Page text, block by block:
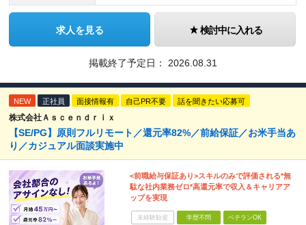
求人を見る 検討中に入れる
掲載終了予定日： 2026.08.31
NEW 正社員 面接情報有 自己PR不要 話を聞きたい応募可
株式会社Ａｓｃｅｎｄｒｉｘ
【SE/PG】原則フルリモート／還元率82%／前給保証／お米手当あ
り／カジュアル面談実施中
<前職給与保証あり>スキルのみで評価される*無
駄な社内業務ゼロ*高還元率で収入＆キャリアア
ップを実現
未経験歓迎 学歴不問 ベテランOK